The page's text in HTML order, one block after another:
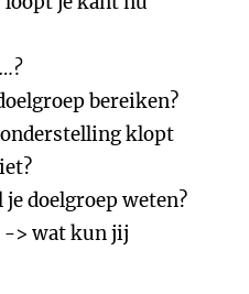
bereiken?
klopt
doelgroep weten?
-> wat kun jij